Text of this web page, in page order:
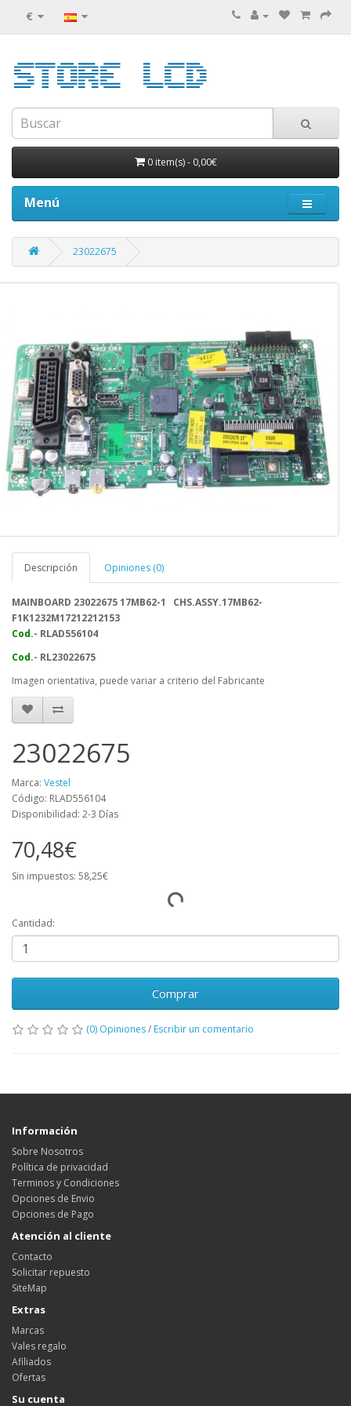
€
0 item(s)- 0,00€
Menú
23022675
Descripción Opiniones (0)
MAINBOARD 23022675 17MB62-1 CHS.ASSY.17MB62-
F1K1232M17212212153
Cod.- RLAD556104
Cod.- RL23022675
Imagen orientativa, puede variar a criterio del Fabricante
23022675
Marca: Vestel
Código: RLAD556104
Disponibilidad: 2-3 Días
70,48€
Sin impuestos: 58,25€
Cantidad:
Comprar
(0) Opiniones/ Escribir un comentario
Información
Sobre Nosotros
Política de privacidad
Terminos y Condiciones
Opciones de Envio
Opciones de Pago
Atención al cliente
Contacto
Solicitar repuesto
SiteMap
Extras
Marcas
Vales regalo
Afiliados
Ofertas
Su cuenta